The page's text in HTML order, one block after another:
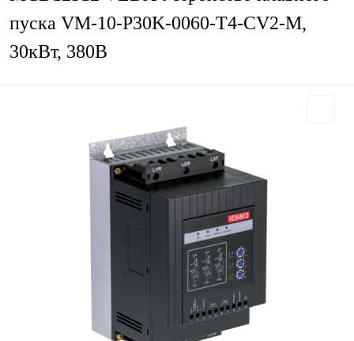
пуска VM-10-P30K-0060-T4-CV2-M,
30кВт, 380В